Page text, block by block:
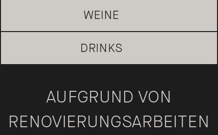
WEINE
DRINKS
AUFGRUND VON
RENOVIERUNGSARBEITEN